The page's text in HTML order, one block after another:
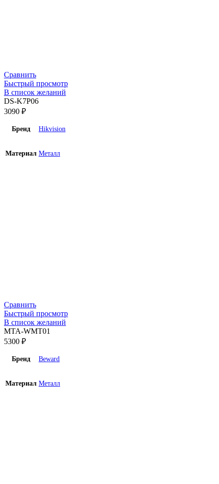
Сравнить
Быстрый просмотр
В список желаний
DS-K7P06
3090 ₽
Бренд Hikvision
Материал Металл
Сравнить
Быстрый просмотр
В список желаний
MTA-WMT01
5300 ₽
Бренд Beward
Материал Металл